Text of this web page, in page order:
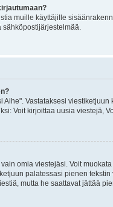
muille käyttäjille
Vastataksesi
Voit kirjoittaa uusia viestejä,
omia viestejäsi. Voit
palatessasi pienen
mutta he saattavat jättää